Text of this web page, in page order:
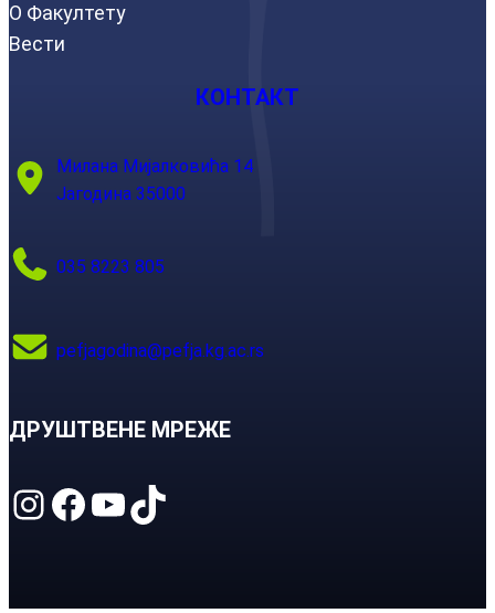
О Факултету
Вести
КОНТАКТ
Милана Мијалковића 14
Јагодина 35000
035 8223 805
pefjagodina@pefja.kg.ac.rs
ДРУШТВЕНЕ МРЕЖЕ
Instagram Facebook YouTube TikTok